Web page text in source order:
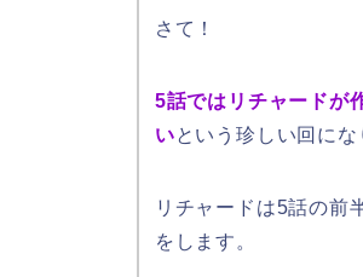
さて！
5話ではリチャードが
いという珍しい回にな
リチャードは5話の前
をします。